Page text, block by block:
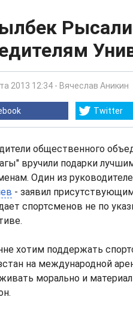
2013 12:34 - Вячеслав Аникин
Twitter
общественного
вручили подарки
Один из
- заявил
спортсменов не по
хотим поддержать
на международной
морально и